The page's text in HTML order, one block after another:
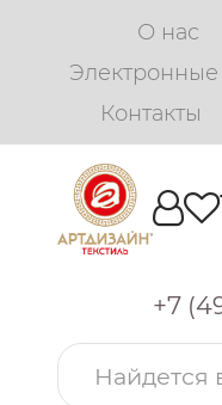
О нас
Электронные
Контакты
+7